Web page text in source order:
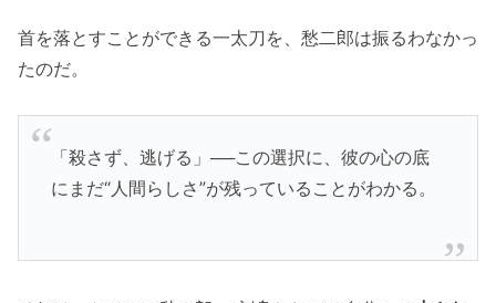
首を落とすことができる一太刀を、愁二郎は振るわなかっ
たのだ。
「殺さず、逃げる」──この選択に、彼の心の底
にまだ“人間らしさ”が残っていることがわかる。